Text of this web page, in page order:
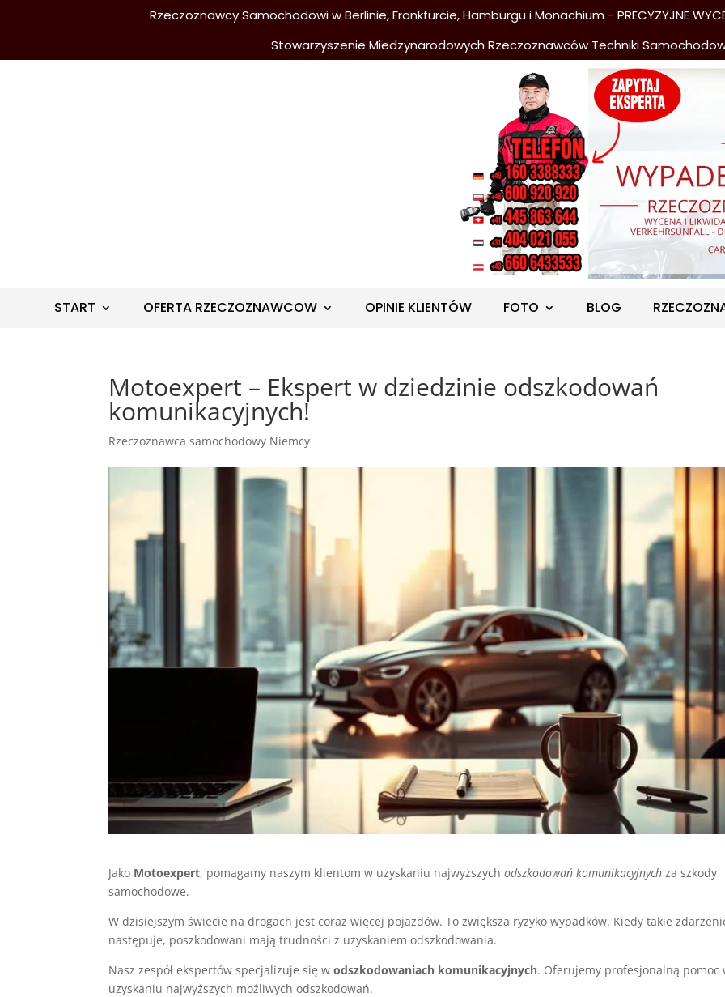
Rzeczoznawcy Samochodowi w Berlinie, Frankfurcie, Hamburgu i Monachium - PRECYZYJNE
Stowarzyszenie Miedzynarodowych Rzeczoznawców Techniki
START OFERTA RZECZOZNAWCOW OPINIE KLIENTÓW FOTO BLOG
Motoexpert – Ekspert w dziedzinie odszkodowań
komunikacyjnych!
Rzeczoznawca samochodowy Niemcy
Jako Motoexpert, pomagamy naszym klientom w uzyskaniu najwyższychodszkodowań komunikacyjnych za szkody
samochodowe.
W dzisiejszym świecie na drogach jest coraz więcej pojazdów. To zwiększa ryzyko wypadków. Kiedy takie
następuje, poszkodowani mają trudności z uzyskaniem odszkodowania.
Nasz zespół ekspertów specjalizuje się wodszkodowaniach komunikacyjnych. Oferujemy profesjonalną pomoc
uzyskaniu najwyższych możliwych odszkodowań.